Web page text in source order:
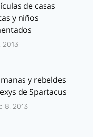
de casas
y niños
2013
y rebeldes
de Spartacus
8, 2013